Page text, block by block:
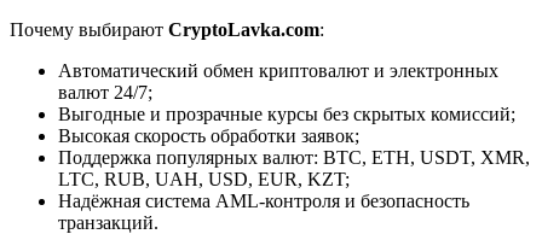
Почему выбирают CryptoLavka.com:
Автоматический обмен криптовалют и электронных
валют 24/7;
Выгодные и прозрачные курсы без скрытых комиссий;
Высокая скорость обработки заявок;
Поддержка популярных валют: BTC, ETH, USDT, XMR,
LTC, RUB, UAH, USD, EUR, KZT;
Надёжная система AML-контроля и безопасность
транзакций.